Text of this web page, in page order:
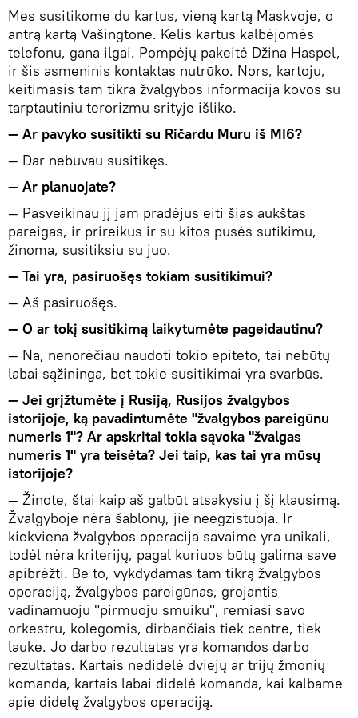
Mes susitikome du kartus, vieną kartą Maskvoje, o
antrą kartą Vašingtone. Kelis kartus kalbėjomės
telefonu, gana ilgai. Pompėjų pakeitė Džina Haspel,
ir šis asmeninis kontaktas nutrūko. Nors, kartoju,
keitimasis tam tikra žvalgybos informacija kovos su
tarptautiniu terorizmu srityje išliko.
— Ar pavyko susitikti su Ričardu Muru iš MI6?
— Dar nebuvau susitikęs.
— Ar planuojate?
— Pasveikinau jį jam pradėjus eiti šias aukštas
pareigas, ir prireikus ir su kitos pusės sutikimu,
žinoma, susitiksiu su juo.
— Tai yra, pasiruošęs tokiam susitikimui?
— Aš pasiruošęs.
— O ar tokį susitikimą laikytumėte pageidautinu?
— Na, nenorėčiau naudoti tokio epiteto, tai nebūtų
labai sąžininga, bet tokie susitikimai yra svarbūs.
— Jei grįžtumėte į Rusiją, Rusijos žvalgybos
istorijoje, ką pavadintumėte "žvalgybos pareigūnu
numeris 1"? Ar apskritai tokia sąvoka "žvalgas
numeris 1" yra teisėta? Jei taip, kas tai yra mūsų
istorijoje?
— Žinote, štai kaip aš galbūt atsakysiu į šį klausimą.
Žvalgyboje nėra šablonų, jie neegzistuoja. Ir
kiekviena žvalgybos operacija savaime yra unikali,
todėl nėra kriterijų, pagal kuriuos būtų galima save
apibrėžti. Be to, vykdydamas tam tikrą žvalgybos
operaciją, žvalgybos pareigūnas, grojantis
vadinamuoju "pirmuoju smuiku", remiasi savo
orkestru, kolegomis, dirbančiais tiek centre, tiek
lauke. Jo darbo rezultatas yra komandos darbo
rezultatas. Kartais nedidelė dviejų ar trijų žmonių
komanda, kartais labai didelė komanda, kai kalbame
apie didelę žvalgybos operaciją.